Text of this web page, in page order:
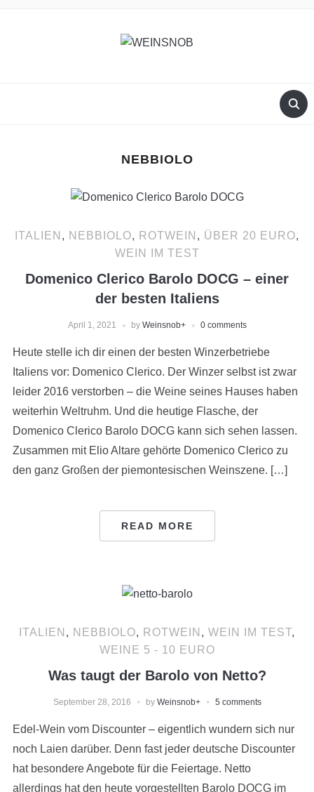
NEBBIOLO
ITALIEN , NEBBIOLO, ROTWEIN , ÜBER 20 EURO,
WEIN IM TEST
Domenico Clerico Barolo DOCG – einer
der besten Italiens
April 1, 2021 by Weinsnob+ 0 comments
Heute stelle ich dir einen der besten Winzerbetriebe
Italiens vor: Domenico Clerico. Der Winzer selbst ist zwar
leider 2016 verstorben – die Weine seines Hauses haben
weiterhin Weltruhm. Und die heutige Flasche, der
Domenico Clerico Barolo DOCG kann sich sehen lassen.
Zusammen mit Elio Altare gehörte Domenico Clerico zu
den ganz Großen der piemontesischen Weinszene. […]
READ MORE
ITALIEN , NEBBIOLO, ROTWEIN , WEIN IM TEST,
WEINE 5 - 10 EURO
Was taugt der Barolo von Netto?
September 28, 2016 by Weinsnob+ 5 comments
Edel-Wein vom Discounter – eigentlich wundern sich nur
noch Laien darüber. Denn fast jeder deutsche Discounter
hat besondere Angebote für die Feiertage. Netto
allerdings hat den heute vorgestellten Barolo DOCG im